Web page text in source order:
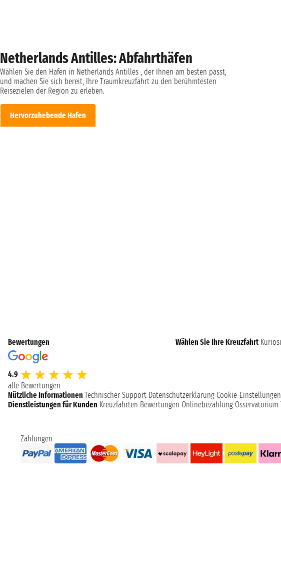
Netherlands Antilles: Abfahrthäfen
Wählen Sie den Hafen in Netherlands Antilles , der Ihnen am besten passt,
und machen Sie sich bereit, Ihre Traumkreuzfahrt zu den berühmtesten
Reisezielen der Region zu erleben.
Hervorzuhebende Hafen
Bewertungen
4.9
alle Bewertungen
Wählen Sie Ihre Kreuzfahrt
Nützliche Informationen Technischer Support Datenschutzerklärung Cookie-Einstellungen
Dienstleistungen für Kunden Kreuzfahrten Bewertungen Onlinebezahlung Osservatorium
Zahlungen